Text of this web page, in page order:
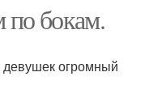
по бокам.
девушек огромный